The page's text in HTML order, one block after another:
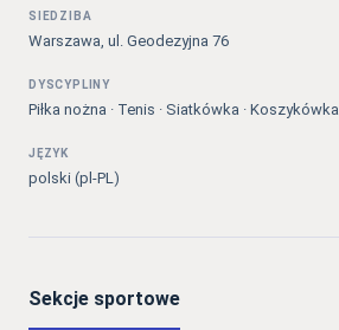
SIEDZIBA
Warszawa, ul. Geodezyjna 76
DYSCYPLINY
Piłka nożna · Tenis · Siatkówka · Koszykówka
JĘZYK
polski (pl-PL)
Sekcje sportowe